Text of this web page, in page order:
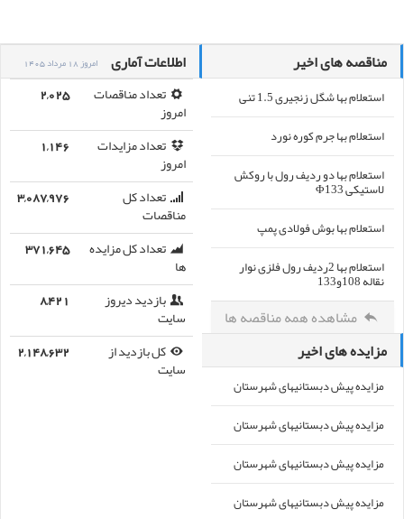
اطلاعات آماری امروز 18 مرداد 1405
تعداد مناقصات
امروز
2,025
تعداد مزایدات
امروز
1,146
تعداد کل
مناقصات
3,087,976
تعداد کل مزایده
ها
371,645
بازدید دیروز
سایت
8,421
کل بازدید از
سایت
2,148,632
مناقصه های اخیر
استعلام بها شگل زنجیری 1.5 تنی
استعلام بها جرم کوره نورد
استعلام بها دو ردیف رول با روکش
لاستیکی Φ133
استعلام بها بوش فولادی پمپ
استعلام بها 2ردیف رول فلزی نوار
نقاله 108و133
مشاهده همه مناقصه ها
مزایده های اخیر
مزایده پیش دبستانیهای شهرستان
مزایده پیش دبستانیهای شهرستان
مزایده پیش دبستانیهای شهرستان
مزایده پیش دبستانیهای شهرستان